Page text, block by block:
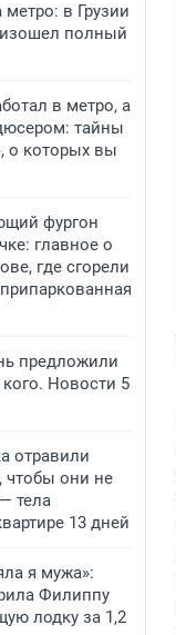
в Грузии
полный
в метро, а
тайны
о которых вы
фургон
главное о
где сгорели
предложили
Новости 5
отравили
чтобы они не
тела
13 дней
я мужа»:
Филиппу
лодку за 1,2